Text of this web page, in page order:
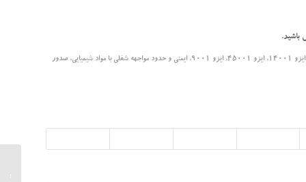
باشید.
ایزو 14001 , ایزو 45001 , ایزو 9001 , ایمنی و حدود مواجهه شغلی با مواد شیمیایی,صدور